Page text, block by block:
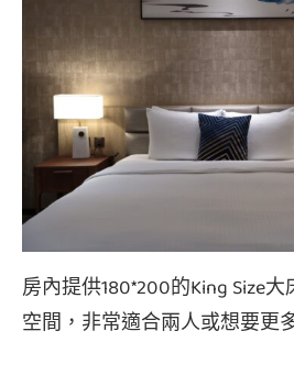
房內提供180*200的King Size
空間，非常適合兩人或想要更